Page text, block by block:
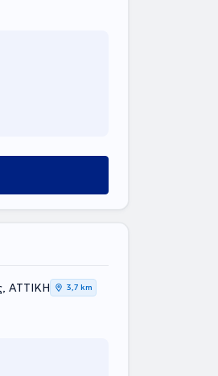
ΑΤΤΙΚΗ 3,7 km